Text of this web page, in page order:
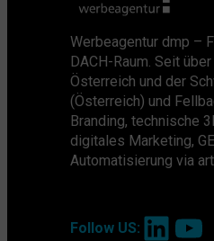
Werbeagentur dmp –
DACH-Raum. Seit
Österreich und der
(Österreich) und
Branding, technische
digitales Marketing,
Automatisierung via
Follow US: LinkedIn YouTube